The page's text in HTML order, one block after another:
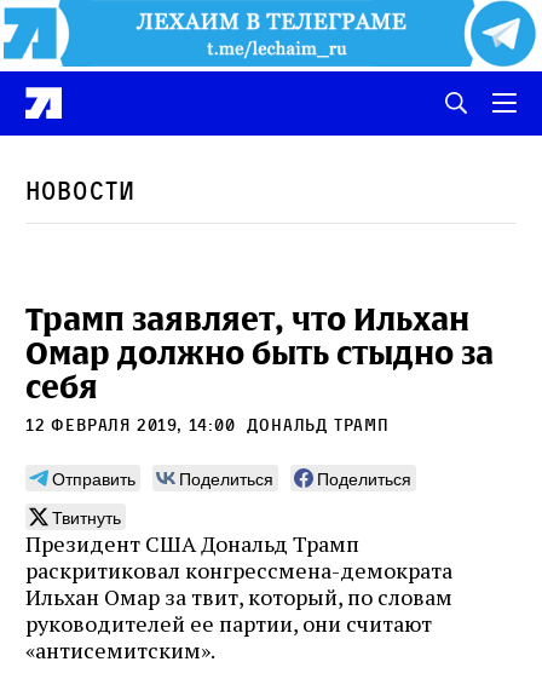
Новости
Трамп заявляет, что Ильхан
Омар должно быть стыдно за
себя
12 февраля 2019, 14:00 Дональд Трамп
Отправить Поделиться
Поделиться
Твитнуть
Президент США Дональд Трамп
раскритиковал конгрессмена-демократа
Ильхан Омар за твит, который, по словам
руководителей ее партии, они считают
«антисемитским».